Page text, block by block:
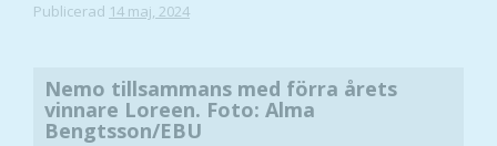
Publicerad 14 maj, 2024
Nemo tillsammans med förra årets
vinnare Loreen. Foto: Alma
Bengtsson/EBU